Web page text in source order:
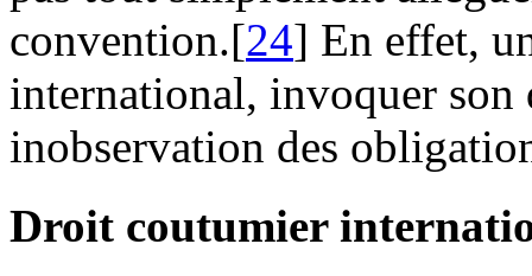
convention.[24] En effet,
international, invoquer
inobservation des
Droit coutumier